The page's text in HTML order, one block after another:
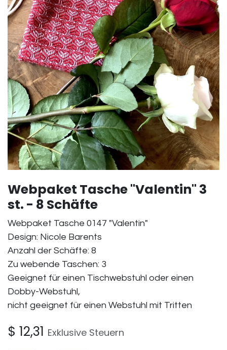
Webpaket Tasche "Valentin" 3
st. - 8 Schäfte
Webpaket Tasche 0147 "Valentin"
Design: Nicole Barents
Anzahl der Schäfte: 8
Zu webende Taschen: 3
Geeignet für einen Tischwebstuhl oder einen
Dobby-Webstuhl,
nicht geeignet für einen Webstuhl mit Tritten
$ 12,31 Exklusive Steuern